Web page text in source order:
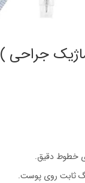
جراحی )
خطوط دقیق.
ثابت روی پوست.